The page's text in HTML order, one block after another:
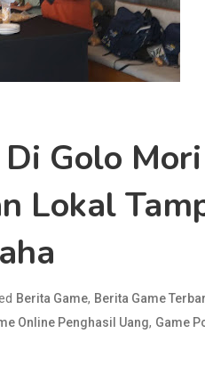
Golo
Lokal
Berita Game, Berita Game
Online Penghasil Uang, Game